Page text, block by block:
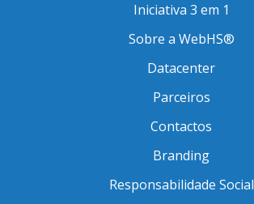
Iniciativa 3 em 1
Sobre a WebHS®
Datacenter
Parceiros
Contactos
Branding
Responsabilidade Social